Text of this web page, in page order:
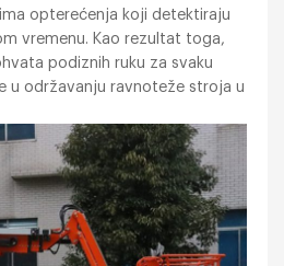
opterećenja koji detektiraju
vremenu. Kao rezultat toga,
podiznih ruku za svaku
u održavanju ravnoteže stroja u